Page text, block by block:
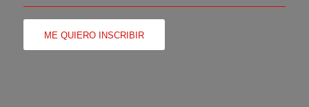
ME QUIERO INSCRIBIR